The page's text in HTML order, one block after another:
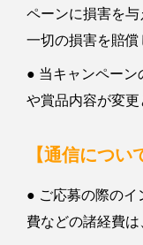
ペーンに損害を
一切の損害を賠償
● 当キャンペーン
や賞品内容が変更
【通信につい
● ご応募の際のイ
費などの諸経費は